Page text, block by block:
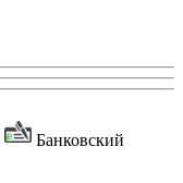
Банковский